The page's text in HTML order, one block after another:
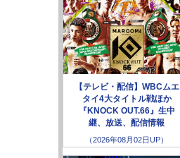
【テレビ・配信】WBCムエ
タイ4大タイトル戦ほか
『KNOCK OUT.66』生中
継、放送、配信情報
（2026年08月02日UP）